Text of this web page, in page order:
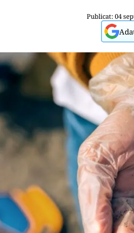
Publicat: 04